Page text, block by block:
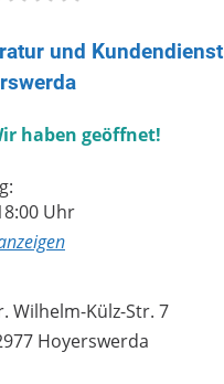
und Kundendienst
haben geöffnet!
Uhr
Wilhelm-Külz-Str. 7
Hoyerswerda